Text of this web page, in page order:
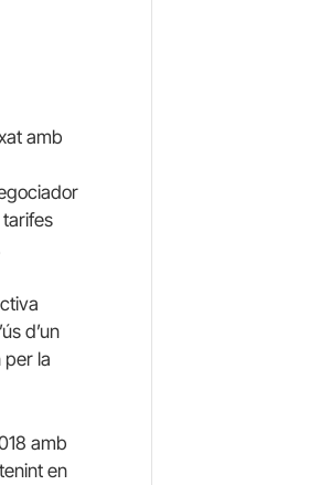
amb
tarifes
d’un
per la
amb
en